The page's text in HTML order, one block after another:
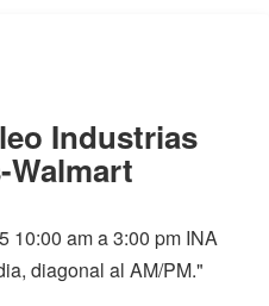
Industrias
Walmart
10:00 am a 3:00 pm INA
diagonal al AM/PM."